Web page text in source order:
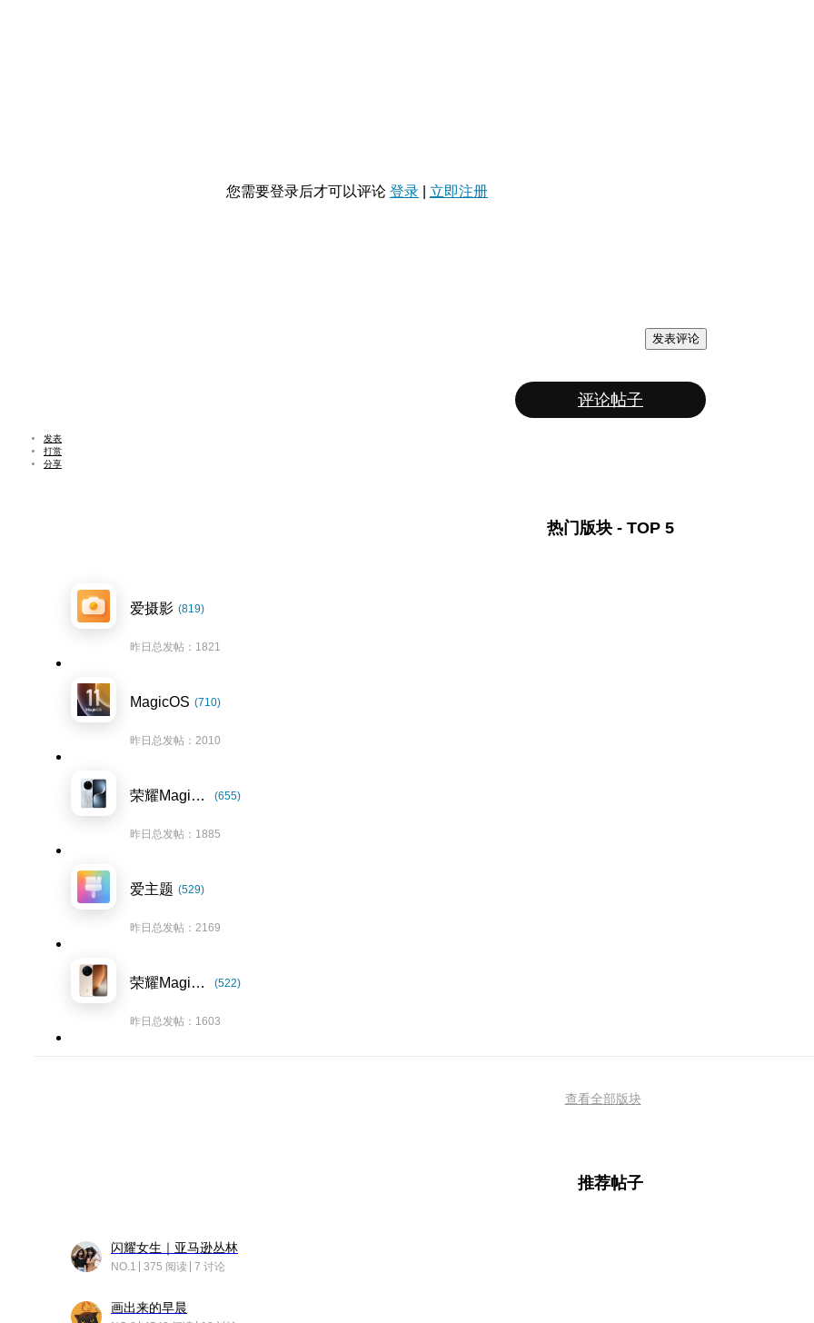
您需要登录后才可以评论 登录 立即注册
发表评论
评论帖子
发表
打赏
分享
热门版块 - TOP 5
爱摄影 (819)
昨日总发帖：1821
MagicOS (710)
昨日总发帖：2010
荣耀Magic7系列 (655)
昨日总发帖：1885
爱主题 (529)
昨日总发帖：2169
荣耀Magic8系列 (522)
昨日总发帖：1603
查看全部版块
推荐帖子
闪耀女生｜亚马逊丛林
NO.1 375 阅读 7 讨论
画出来的早晨